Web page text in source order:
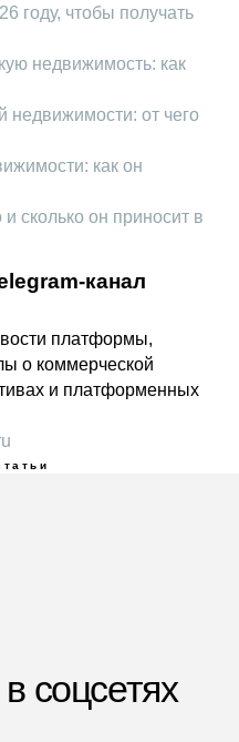
году, чтобы получать
недвижимость: как
недвижимости: от чего
как он
сколько он приносит в
канал
платформы,
о коммерческой
и платформенных